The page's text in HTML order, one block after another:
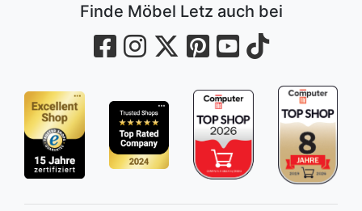
Finde Möbel Letz auch bei